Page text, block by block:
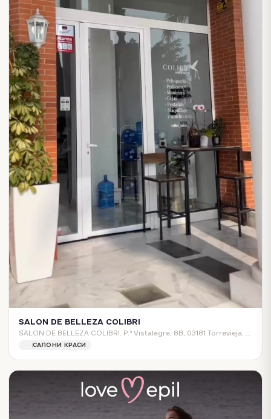
SALON DE BELLEZA COLIBRI
SALON DE BELLEZA COLIBRI. P.º Vistalegre, 8B, 03181 Torrevieja, Alicante, Spain
САЛОНИ КРАСИ